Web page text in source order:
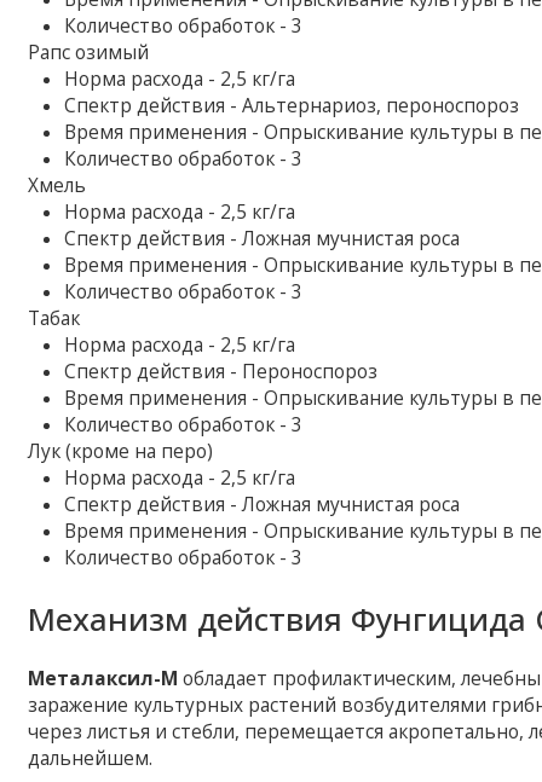
Количество обработок - 3
Рапс озимый
Норма расхода - 2,5 кг/га
Спектр действия - Альтернариоз, пероноспороз
Время применения - Опрыскивание культуры в
Количество обработок - 3
Хмель
Норма расхода - 2,5 кг/га
Спектр действия - Ложная мучнистая роса
Время применения - Опрыскивание культуры в
Количество обработок - 3
Табак
Норма расхода - 2,5 кг/га
Спектр действия - Пероноспороз
Время применения - Опрыскивание культуры в
Количество обработок - 3
Лук (кроме на перо)
Норма расхода - 2,5 кг/га
Спектр действия - Ложная мучнистая роса
Время применения - Опрыскивание культуры в
Количество обработок - 3
Механизм действия Фунгицида
Металаксил-М обладает профилактическим,
заражение культурных растений возбудителями
через листья и стебли, перемещается
дальнейшем.